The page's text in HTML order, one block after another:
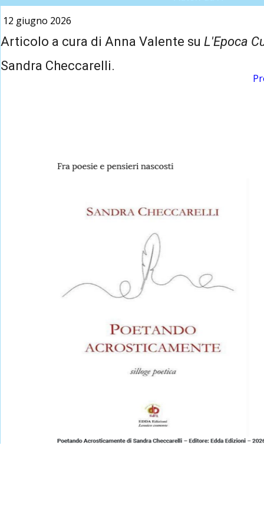
Autori da Q
12 giugno 2026
Articolo a cura di Anna Valente su L'Epoca
Sandra Checcarelli.